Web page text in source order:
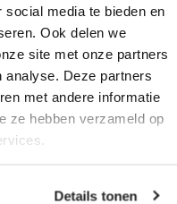
media te bieden en
Ook delen we
site met onze partners
analyse. Deze partners
met andere informatie
ze hebben verzameld op
Details tonen